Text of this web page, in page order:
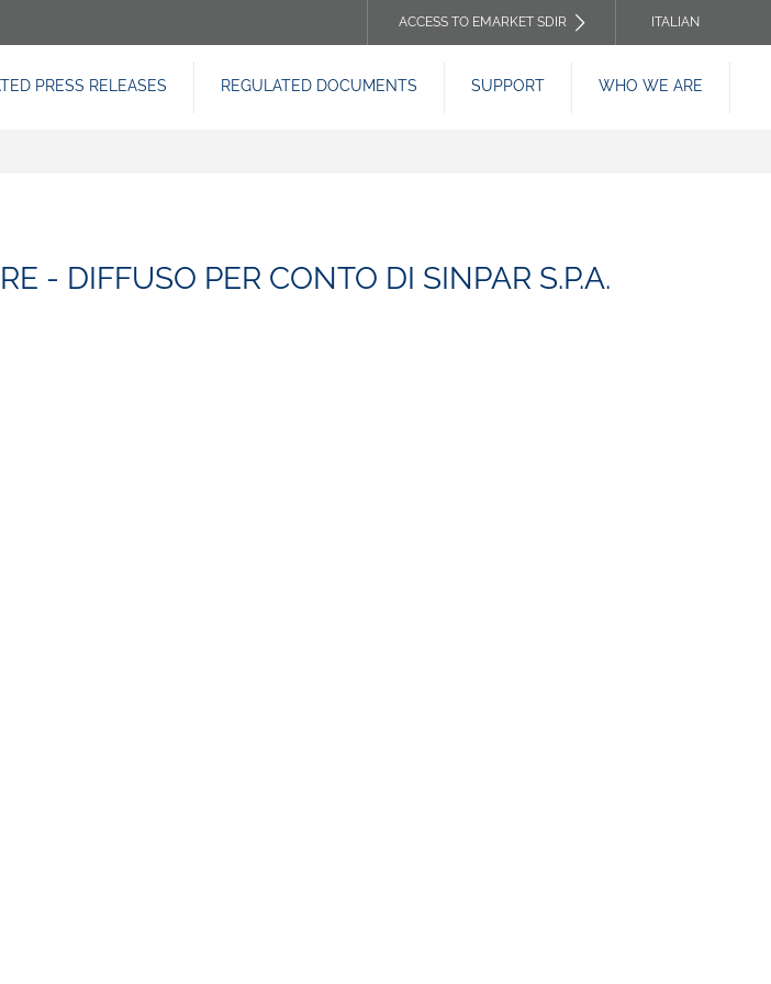
TOP
ACCESS TO EMARKET SDIR ITALIAN
PRESS RELEASES REGULATED DOCUMENTS SUPPORT WHO WE ARE
- DIFFUSO PER CONTO DI SINPAR S.P.A.